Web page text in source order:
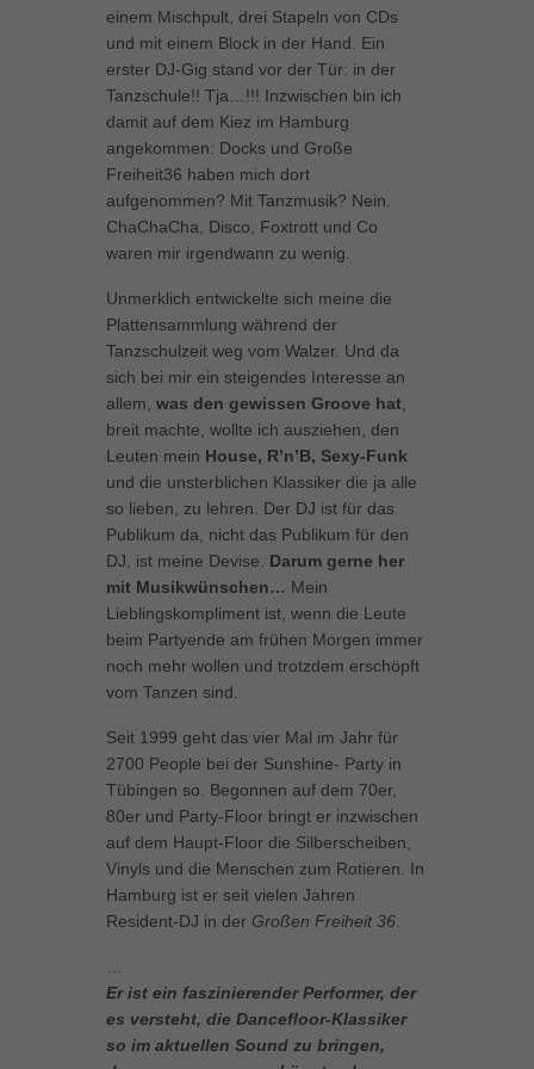
einem Mischpult, drei Stapeln von CDs
und mit einem Block in der Hand. Ein
erster DJ-Gig stand vor der Tür: in der
Tanzschule!! Tja…!!! Inzwischen bin ich
damit auf dem Kiez im Hamburg
angekommen: Docks und Große
Freiheit36 haben mich dort
aufgenommen? Mit Tanzmusik? Nein.
ChaChaCha, Disco, Foxtrott und Co
waren mir irgendwann zu wenig.
Unmerklich entwickelte sich meine die
Plattensammlung während der
Tanzschulzeit weg vom Walzer. Und da
sich bei mir ein steigendes Interesse an
allem, was den gewissen Groove hat,
breit machte, wollte ich ausziehen, den
Leuten mein House, R’n’B, Sexy-Funk
und die unsterblichen Klassiker die ja alle
so lieben, zu lehren. Der DJ ist für das
Publikum da, nicht das Publikum für den
DJ, ist meine Devise. Darum gerne her
mit Musikwünschen… Mein
Lieblingskompliment ist, wenn die Leute
beim Partyende am frühen Morgen immer
noch mehr wollen und trotzdem erschöpft
vom Tanzen sind.
Seit 1999 geht das vier Mal im Jahr für
2700 People bei der Sunshine- Party in
Tübingen so. Begonnen auf dem 70er,
80er und Party-Floor bringt er inzwischen
auf dem Haupt-Floor die Silberscheiben,
Vinyls und die Menschen zum Rotieren. In
Hamburg ist er seit vielen Jahren
Resident-DJ in der Großen Freiheit 36.
…
Er ist ein faszinierender Performer, der
es versteht, die Dancefloor-Klassiker
so im aktuellen Sound zu bringen,
können Ihre Einwilligung zu ganzen Kategorien geben oder sich
weitere Informationen anzeigen lassen und so nur bestimmte
Cookies auswählen.
Alle akzeptieren Speichern
Zurück
Datenschutzeinstellungen
Essenziell (1)
Essenzielle Cookies ermöglichen grundlegende Funktionen und sind für
Cookie-Informationen anzeigen
Marketing (1)
Marketing-Cookies werden von Drittanbietern oder Publishern verwendet,
um personalisierte Werbung anzuzeigen. Sie tun dies, indem sie
Besucher über Websites hinweg verfolgen.
Externe Medien (5)
Inhalte von Videoplattformen und Social-Media-Plattformen werden
standardmäßig blockiert. Wenn Cookies von externen Medien akzeptiert
Cookie-Informationen anzeigen
powered by Borlabs Cookie